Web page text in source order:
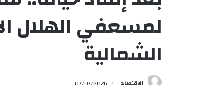
لمسعفي الهلال
الشمالية
الاقتصاد 07/07/2026